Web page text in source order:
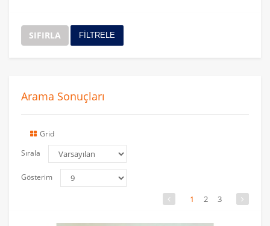
SIFIRLA FİLTRELE
Arama Sonuçları
Grid
Sırala
Gösterim
1 2 3